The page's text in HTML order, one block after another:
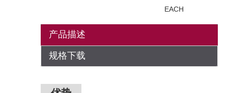
EACH
产品描述
规格下载